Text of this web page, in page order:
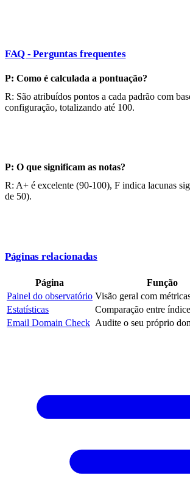
FAQ - Perguntas frequentes
P: Como é calculada a pontuação?
R: São atribuídos pontos a cada padrão com
configuração, totalizando até 100.
P: O que significam as notas?
R: A+ é excelente (90-100), F indica lacunas
de 50).
Páginas relacionadas
Página
Função
Painel do observatório Visão geral com
Estatísticas
Comparação entre
Email Domain Check Audite o seu próprio